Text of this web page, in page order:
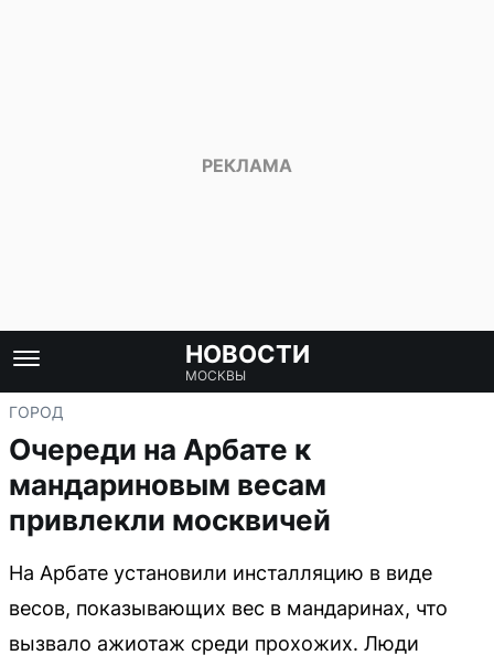
НОВОСТИ
МОСКВЫ
ГОРОД
Очереди на Арбате к
мандариновым весам
привлекли москвичей
На Арбате установили инсталляцию в виде
весов, показывающих вес в мандаринах, что
вызвало ажиотаж среди прохожих. Люди